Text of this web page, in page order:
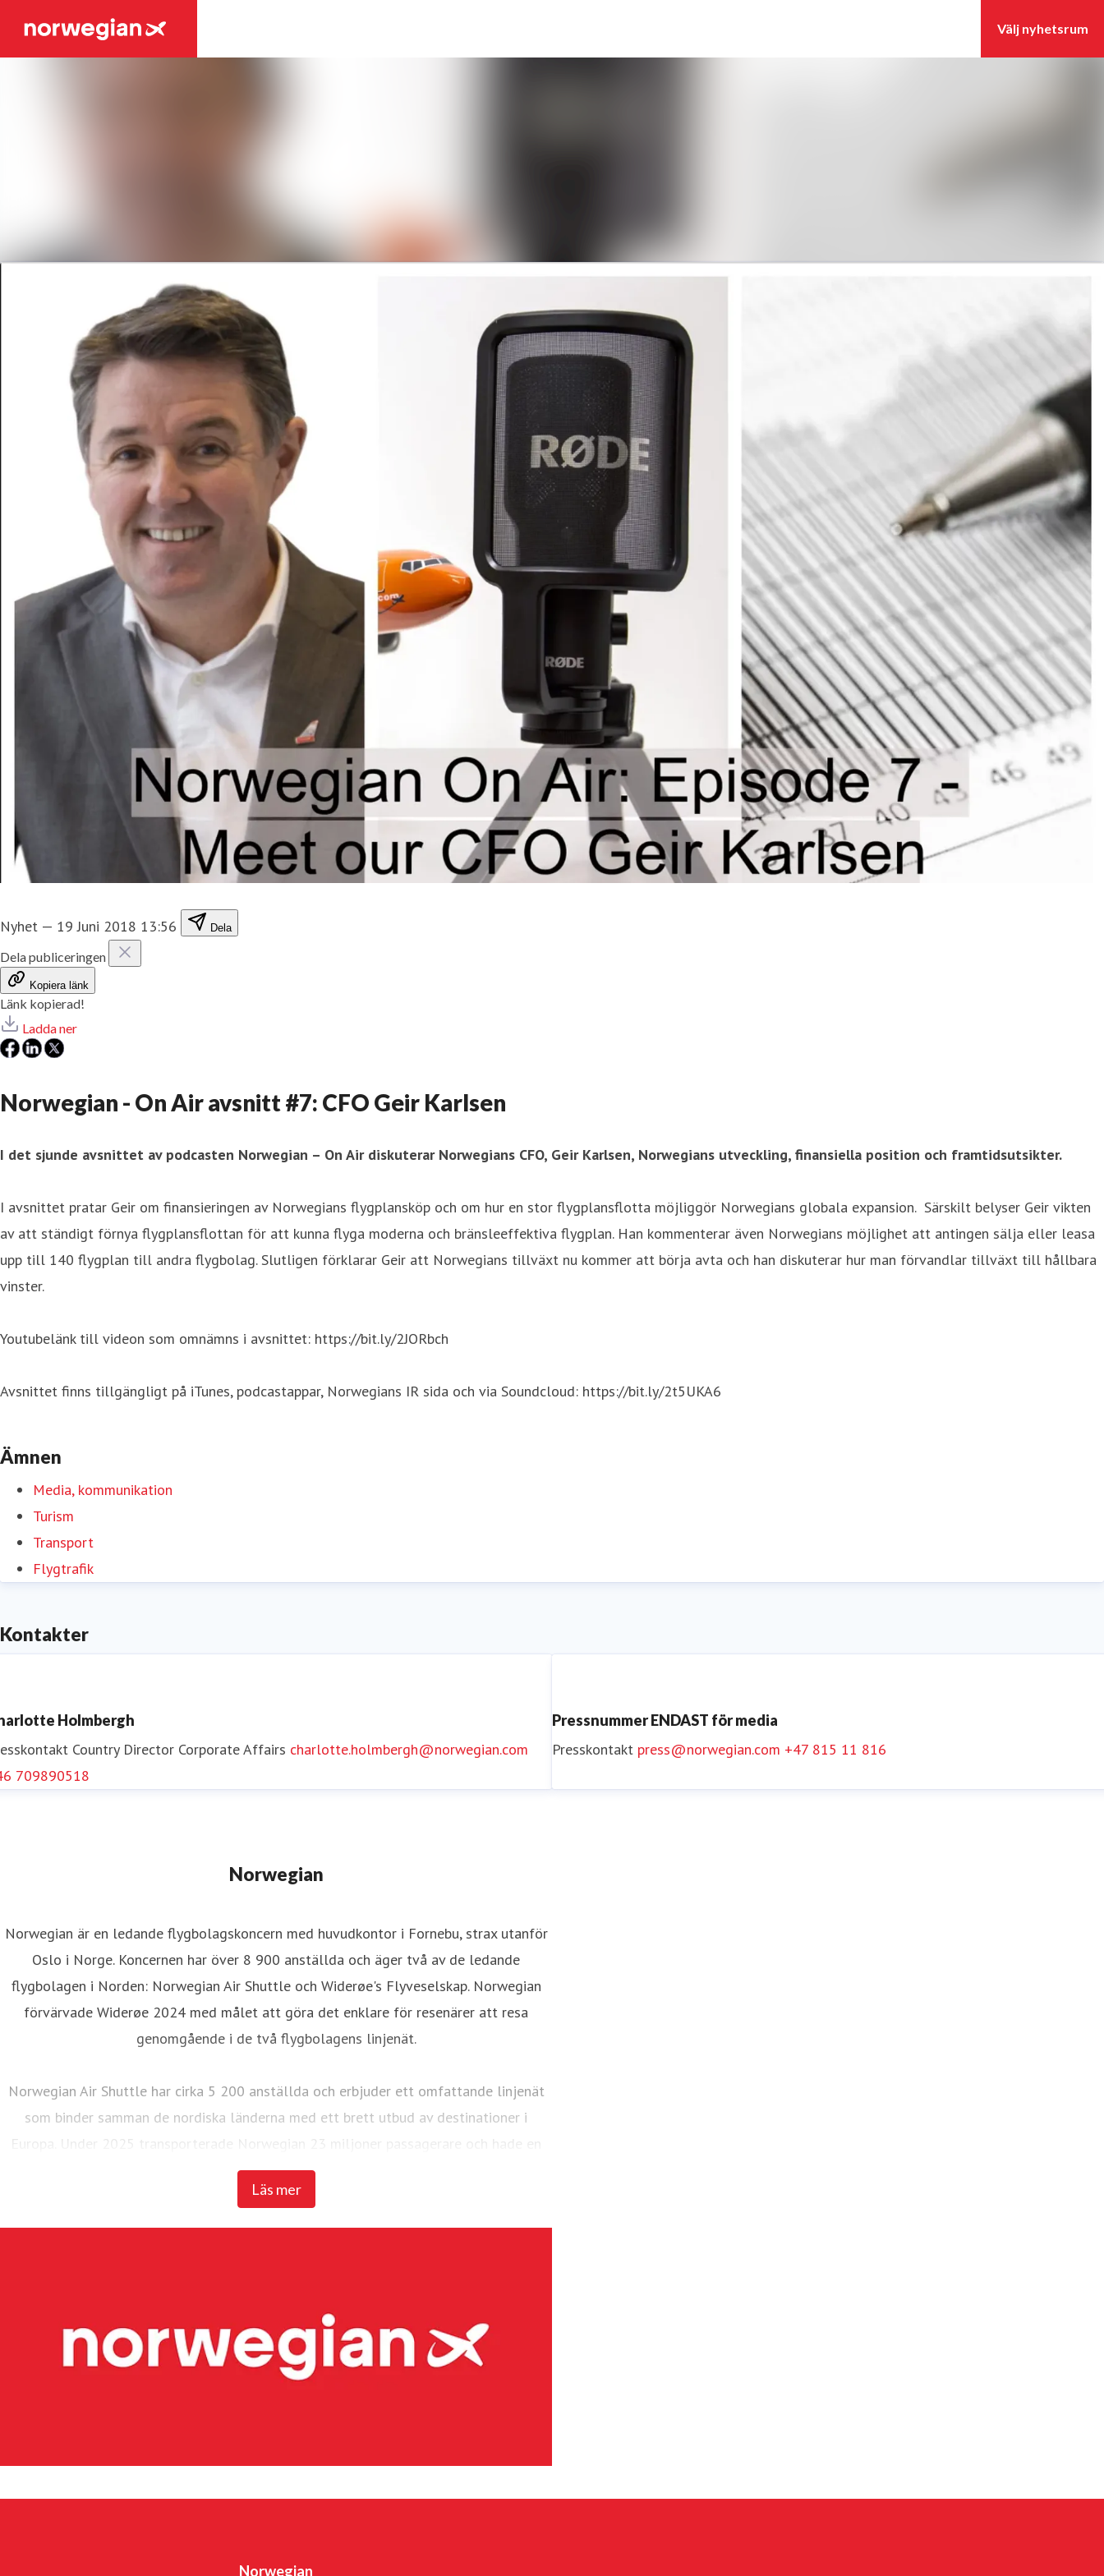
Nyhet — 19 Juni 2018 13:56 Dela
Dela publiceringen
Kopiera länk
Länk kopierad!
Ladda ner
Norwegian - On Air avsnitt #7: CFO Geir Karlsen
I det sjunde avsnittet av podcasten Norwegian – On Air diskuterar Norwegians CFO, Geir Karlsen, Norwegians utveckling, finansiella position och framtidsutsikter.
I avsnittet pratar Geir om finansieringen av Norwegians flygplansköp och om hur en stor flygplansflotta möjliggör Norwegians globala expansion. Särskilt belyser Geir vikten
av att ständigt förnya flygplansflottan för att kunna flyga moderna och bränsleeffektiva flygplan. Han kommenterar även Norwegians möjlighet att antingen sälja eller leasa
upp till 140 flygplan till andra flygbolag. Slutligen förklarar Geir att Norwegians tillväxt nu kommer att börja avta och han diskuterar hur man förvandlar tillväxt till hållbara
vinster.
Youtubelänk till videon som omnämns i avsnittet: https://bit.ly/2JORbch
Avsnittet finns tillgängligt på iTunes, podcastappar, Norwegians IR sida och via Soundcloud: https://bit.ly/2t5UKA6
Ämnen
Media, kommunikation
Turism
Transport
Flygtrafik
Kontakter
Holmbergh
Country Director Corporate Affairs charlotte.holmbergh@norwegian.com
709890518
Pressnummer ENDAST för media
Presskontakt press@norwegian.com +47 815 11 816
Norwegian
Läs mer
Norwegian är en ledande flygbolagskoncern med huvudkontor i Fornebu, strax utanför
Oslo i Norge. Koncernen har över 8 900 anställda och äger två av de ledande
flygbolagen i Norden: Norwegian Air Shuttle och Widerøe's Flyveselskap. Norwegian
förvärvade Widerøe 2024 med målet att göra det enklare för resenärer att resa
genomgående i de två flygbolagens linjenät.
Norwegian Air Shuttle har cirka 5 200 anställda och erbjuder ett omfattande linjenät
som binder samman de nordiska länderna med ett brett utbud av destinationer i
Europa. Under 2025 transporterade Norwegian 23 miljoner passagerare och hade en
flotta på 95 Boeing 737-800 och 737 MAX 8-plan.
miljoner passagerare och en flotta på 51 flygplan, varav 48 är Bombardier Dash 8-plan
och tre Embraer E190-E2-plan. Widerøe Ground Handling levererar marktjänster på 41
flygplatser i Norge.
Norwegian